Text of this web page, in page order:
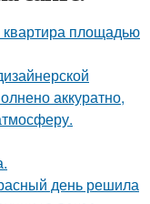
площадью
аккуратно,
день решила